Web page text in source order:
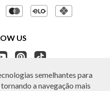
semelhantes para
a navegação mais
US